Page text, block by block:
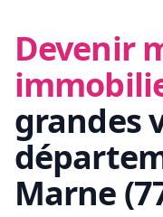
Devenir
grandes
Marne (